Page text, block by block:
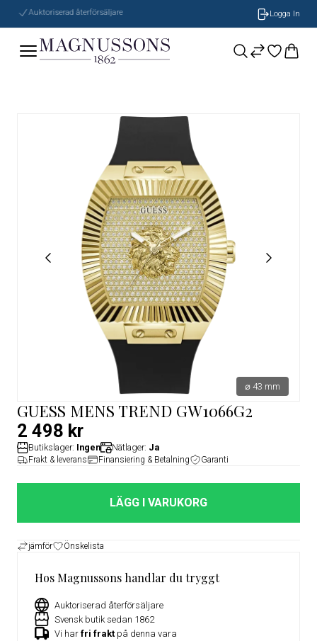
Auktoriserad återförsäljare Logga In
⌀ 43 mm
GUESS MENS TREND GW1066G2
2 498 kr
Butikslager: Ingen Nätlager: Ja
Frakt & leverans Finansiering & Betalning Garanti
LÄGG I VARUKORG
jämför Önskelista
Hos Magnussons handlar du tryggt
Auktoriserad återförsäljare
Svensk butik sedan 1862
Vi har fri frakt på denna vara